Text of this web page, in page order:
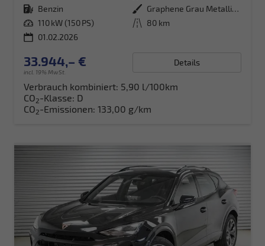
Kraftstoff Benzin Außenfarbe
Graphene Grau Metallic (R6)
Leistung 110 kW (150 PS) Kilometerstand 80 km
01.02.2026
33.944,– €
incl. 19% MwSt.
Details
Verbrauch kombiniert: 5,90 l/100km
CO2-Klasse: D
CO2-Emissionen: 133,00 g/km